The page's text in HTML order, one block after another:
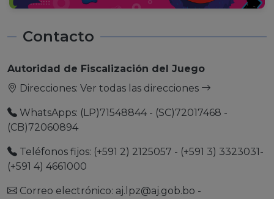
Contacto
Autoridad de Fiscalización del Juego
Direcciones: Ver todas las direcciones
WhatsApps: (LP)71548844 - (SC)72017468 -
(CB)72060894
Teléfonos fijos: (+591 2) 2125057 - (+591 3) 3323031-
(+591 4) 4661000
Correo electrónico: aj.lpz@aj.gob.bo -